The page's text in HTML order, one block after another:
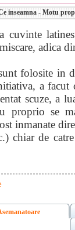
inseamna - Motu
cuvinte
adica
folosite in
a facut
scuze, a
proprio se
inmanate
chiar de